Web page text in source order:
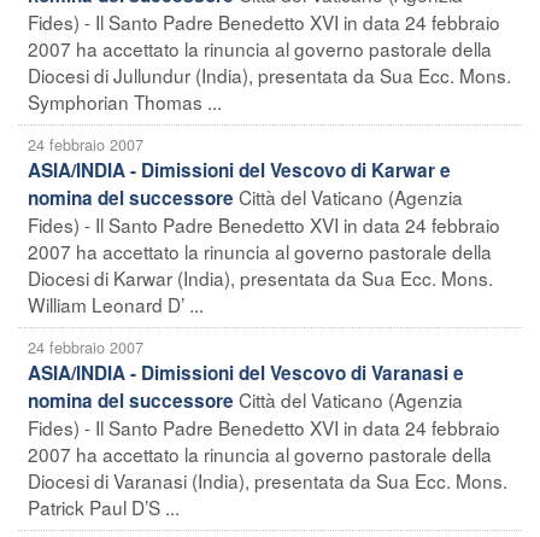
Fides) - Il Santo Padre Benedetto XVI in data 24 febbraio
2007 ha accettato la rinuncia al governo pastorale della
Diocesi di Jullundur (India), presentata da Sua Ecc. Mons.
Symphorian Thomas ...
24 febbraio 2007
ASIA/INDIA - Dimissioni del Vescovo di Karwar e
nomina del successore Città del Vaticano (Agenzia
Fides) - Il Santo Padre Benedetto XVI in data 24 febbraio
2007 ha accettato la rinuncia al governo pastorale della
Diocesi di Karwar (India), presentata da Sua Ecc. Mons.
William Leonard D’ ...
24 febbraio 2007
ASIA/INDIA - Dimissioni del Vescovo di Varanasi e
nomina del successore Città del Vaticano (Agenzia
Fides) - Il Santo Padre Benedetto XVI in data 24 febbraio
2007 ha accettato la rinuncia al governo pastorale della
Diocesi di Varanasi (India), presentata da Sua Ecc. Mons.
Patrick Paul D’S ...